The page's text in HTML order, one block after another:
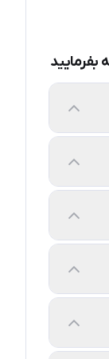
بفرمایید